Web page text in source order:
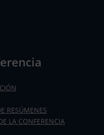
RESÚMENES
LA CONFERENCIA